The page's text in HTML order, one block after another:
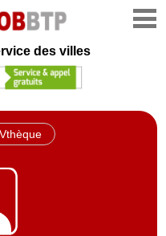
des villes